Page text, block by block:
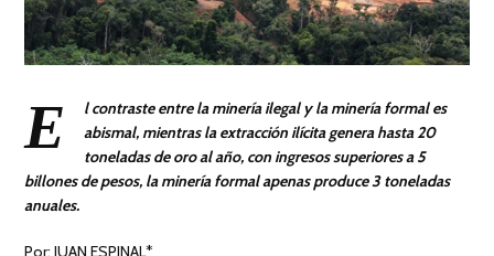
E
l contraste entre la minería ilegal y la minería formal es
abismal, mientras la extracción ilícita genera hasta 20
toneladas de oro al año, con ingresos superiores a 5
billones de pesos, la minería formal apenas produce 3 toneladas
anuales.